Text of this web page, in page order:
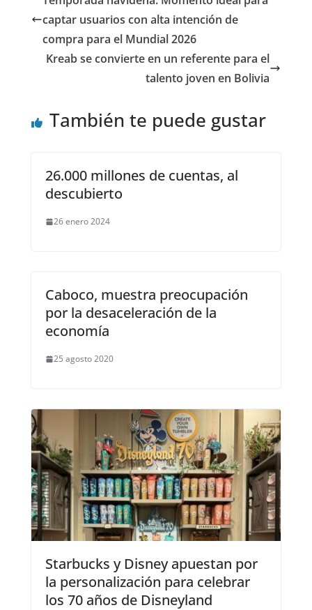
captar usuarios con alta intención de
compra para el Mundial 2026
Kreab se convierte en un referente para el
talento joven en Bolivia
También te puede gustar
26.000 millones de cuentas, al
descubierto
26 enero 2024
Caboco, muestra preocupación
por la desaceleración de la
economía
25 agosto 2020
Starbucks y Disney apuestan por
la personalización para celebrar
los 70 años de Disneyland